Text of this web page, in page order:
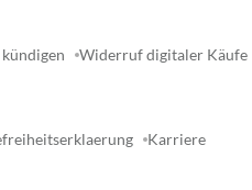
Widerruf digitaler Käufe
Karriere